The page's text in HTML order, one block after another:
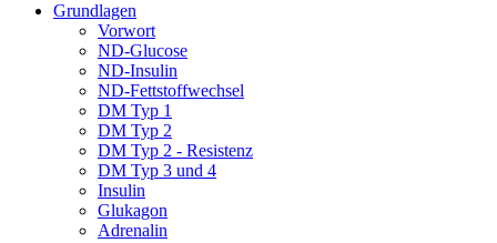
Grundlagen
Vorwort
ND-Glucose
ND-Insulin
ND-Fettstoffwechsel
DM Typ 1
DM Typ 2
DM Typ 2 - Resistenz
DM Typ 3 und 4
Insulin
Glukagon
Adrenalin